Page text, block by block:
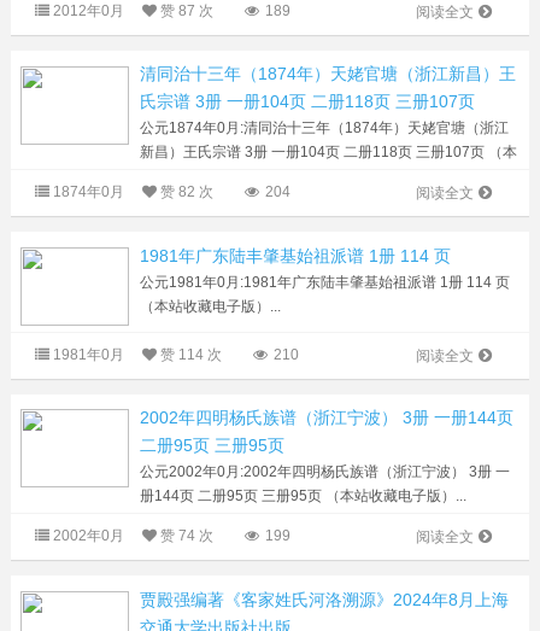
阅读全文
2012年0月 赞87 次 189
清同治十三年（1874年）天姥官塘（浙江新昌）王
氏宗谱 3册 一册104页 二册118页 三册107页
公元1874年0月:清同治十三年（1874年）天姥官塘（浙江
新昌）王氏宗谱 3册 一册104页 二册118页 三册107页 （本
阅读全文
1874年0月 赞82 次 204
1981年广东陆丰肇基始祖派谱 1册 114 页
公元1981年0月:1981年广东陆丰肇基始祖派谱 1册 114 页
（本站收藏电子版）...
阅读全文
1981年0月 赞 114 次 210
2002年四明杨氏族谱（浙江宁波） 3册 一册144页
二册95页 三册95页
公元2002年0月:2002年四明杨氏族谱（浙江宁波） 3册 一
册144页 二册95页 三册95页 （本站收藏电子版）...
阅读全文
2002年0月 赞74 次 199
贾殿强编著《客家姓氏河洛溯源》2024年8月上海
交通大学出版社出版